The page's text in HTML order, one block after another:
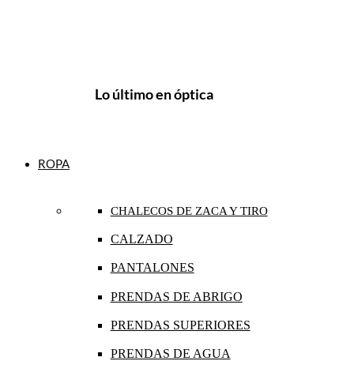
Lo último en óptica
ROPA
CHALECOS DE ZACA Y TIRO
CALZADO
PANTALONES
PRENDAS DE ABRIGO
PRENDAS SUPERIORES
PRENDAS DE AGUA